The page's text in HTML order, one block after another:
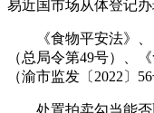
易近国市场从体登记办
《食物平安法》、
（总局令第49号）、
（渝市监发〔2022〕56
处置拍卖勾当能否